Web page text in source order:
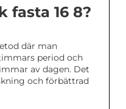
fasta 16 8?
där man
period och
av dagen. Det
och förbättrad